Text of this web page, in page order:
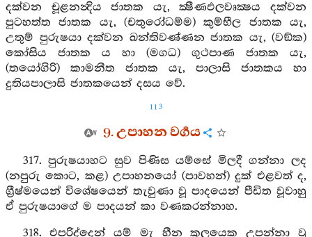
දක්වන චූළනන්‍දිය ජාතක යැ, ක්‍ෂීණඵලවෘක්‍ෂය දක්වන
පුටහත්ත ජාතක යැ, (චතුරෝධම්ම) කුම්භීල ජාතක යැ,
උතුම් පුරුෂයා දක්වන ඛන්තිවණ්ණන ජාතක යැ, (වඞ්ක)
කෝසිය ජාතක ය හා (මගධ) ගුථපාණ ජාතක යැ,
(තයෝගිරි) කාමනීත ජාතක යැ, පාලාසි ජාතකය හා
දුතියපාලාසි ජාතකයෙන් දසය වේ.
113
9. උපාහන වර්‍ගය
317. පුරුෂයාහට සුව පිණිස යම්සේ මිලදී ගන්නා ලද
(නපුරු කොට, කළ) උපාහනයෝ (පාවහන්) දුක් එළවත් ද,
ග්‍රීෂ්මයෙන් විශේෂයෙන් තැවුණා වූ පාදයෙන් පීඩිත වූවාහු
ඒ පුරුෂයාගේ ම පාදයන් කා වණකරන්නාහ.
318. එපරිද්දෙන් යම් මැ හීන කුලයෙක උපන්නා වූ